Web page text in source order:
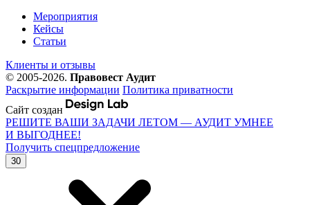
Мероприятия
Кейсы
Статьи
Клиенты и отзывы
© 2005-2026. Правовест Аудит
Раскрытие информации Политика приватности
Сайт создан
РЕШИТЕ ВАШИ ЗАДАЧИ ЛЕТОМ — АУДИТ УМНЕЕ
И ВЫГОДНЕЕ!
Получить спецпредложение
30